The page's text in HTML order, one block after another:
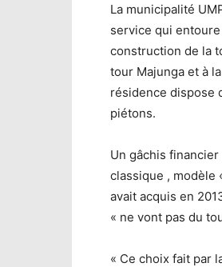
La municipalité
service qui entoure
construction de la
tour Majunga et à
résidence dispose
piétons.
Un gâchis
classique , modèle
avait acquis en
« ne vont pas du
« Ce choix fait par